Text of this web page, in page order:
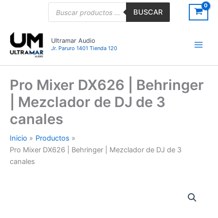
BUSCAR
Ultramar Audio
Jr. Paruro 1401 Tienda 120
Pro Mixer DX626 | Behringer
| Mezclador de DJ de 3
canales
Inicio
Productos
Pro Mixer DX626 | Behringer | Mezclador de DJ de 3
canales